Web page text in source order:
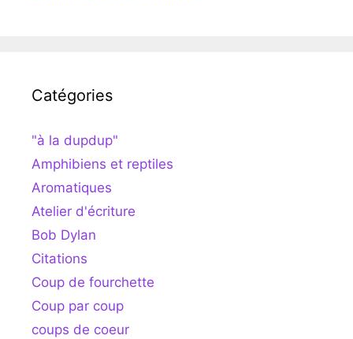
Catégories
"à la dupdup"
Amphibiens et reptiles
Aromatiques
Atelier d'écriture
Bob Dylan
Citations
Coup de fourchette
Coup par coup
coups de coeur